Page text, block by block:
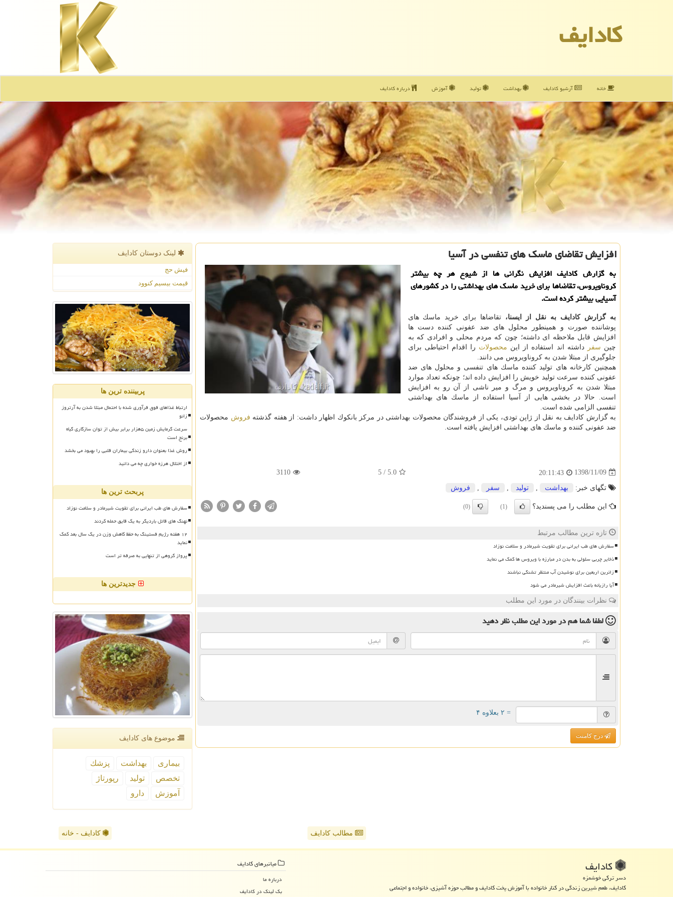
كادایف
خانه آرشیو كادایف بهداشت تولید آموزش درباره كادایف
افزایش تقاضای ماسك های تنفسی در آسیا
به گزارش كادایف افزایش نگرانی ها از شیوع هر چه بیشتر
كروناویروس، تقاضاها برای خرید ماسك های بهداشتی را در كشورهای
آسیایی بیشتر كرده است.
به گزارش كادایف به نقل از ایسنا، تقاضاها برای خرید ماسك های
پوشاننده صورت و همینطور محلول های ضد عفونی كننده دست ها
افزایش قابل ملاحظه ای داشته؛ چون كه مردم محلی و افرادی كه به
چین سفر داشته اند استفاده از این محصولات را اقدام احتیاطی برای
جلوگیری از مبتلا شدن به كروناویروس می دانند.
همچنین كارخانه های تولید كننده ماسك های تنفسی و محلول های ضد
عفونی كننده سرعت تولید خویش را افزایش داده اند؛ چونكه تعداد موارد
مبتلا شدن به كروناویروس و مرگ و میر ناشی از آن رو به افزایش
است. حالا در بخشی هایی از آسیا استفاده از ماسك های بهداشتی
تنفسی الزامی شده است.
به گزارش كادایف به نقل از ژاپن تودی، یكی از فروشندگان محصولات بهداشتی در مركز بانكوك اظهار داشت: از هفته گذشته فروش محصولات
ضد عفونی كننده و ماسك های بهداشتی افزایش یافته است.
1398/11/09
20:11:43
5.0
/
5
3110
تگهای خبر: بهداشت , تولید , سفر , فروش
این مطلب را می پسندید؟ (1)
(0)
تازه ترین مطالب مرتبط
سفارش های طب ایرانی برای تقویت شیرمادر و سلامت نوزاد
ذخایر چربی سلولی به بدن در مبارزه با ویروس ها کمک می نماید
زائرین اربعین برای نوشیدن آب منتظر تشنگی نباشند
آیا رازیانه باعث افزایش شیرمادر می شود
نظرات بینندگان در مورد این مطلب
لطفا شما همدر مورد این مطلبنظر دهید
= ۲ بعلاوه ۴
درج کامنت
لینک دوستان كادایف
فیش حج
قیمت بیسیم کنوود
پربیننده ترین ها
ارتباط غذاهای فوق فرآوری شده با احتمال مبتلا شدن به آرتروز
زانو
سرعت گرمایش زمین ۵هزار برابر بیش از توان سازگاری گیاه
برنج است
روش غذا بعنوان دارو زندگی بیماران قلبی را بهبود می بخشد
از اختلال هرزه خواری چه می دانید
پربحث ترین ها
سفارش های طب ایرانی برای تقویت شیرمادر و سلامت نوزاد
نهنگ های قاتل باردیگر به یک قایق حمله کردند
۱۲ هفته رژیم فستینگ به حفظ کاهش وزن در یک سال بعد کمک
نماید
پرواز گروهی از تنهایی به صرفه تر است
جدیدترین ها
موضوع های كادایف
بیماری بهداشت
پزشك
تخصص
تولید
رپورتاژ
آموزش
دارو
مطالب کادایف کادایف - خانه
كادایف
دسر ترکی خوشمزه
کادایف، طعم شیرین زندگی در کنار خانواده با آموزش پخت کادایف و مطالب حوزه آشپزی، خانواده و اجتماعی
میانبرهای كادایف
درباره ما
بک لینک در كادایف